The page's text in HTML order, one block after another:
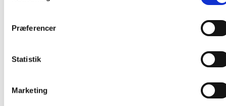
Præferencer
Statistik
Marketing
Producent:
Variant: